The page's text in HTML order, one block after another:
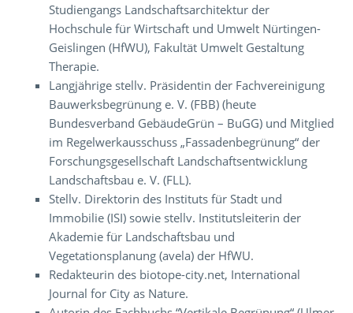
Studiengangs Landschaftsarchitektur der
Hochschule für Wirtschaft und Umwelt Nürtingen-
Geislingen (HfWU), Fakultät Umwelt Gestaltung
Therapie.
Langjährige stellv. Präsidentin der Fachvereinigung
Bauwerksbegrünung e. V. (FBB) (heute
Bundesverband GebäudeGrün – BuGG) und Mitglied
im Regelwerkausschuss „Fassadenbegrünung“ der
Forschungsgesellschaft Landschaftsentwicklung
Landschaftsbau e. V. (FLL).
Stellv. Direktorin des Instituts für Stadt und
Immobilie (ISI) sowie stellv. Institutsleiterin der
Akademie für Landschaftsbau und
Vegetationsplanung (avela) der HfWU.
Redakteurin des biotope-city.net, International
Journal for City as Nature.